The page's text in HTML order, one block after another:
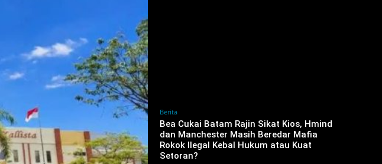
Berita
‎Bea Cukai Batam Rajin Sikat Kios, Hmind
dan Manchester Masih Beredar Mafia
Rokok Ilegal Kebal Hukum atau Kuat
Setoran?